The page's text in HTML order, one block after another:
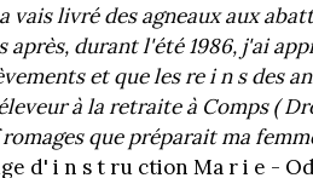
a vais livré des agneaux aux
après, durant l'été 1986, j'ai
et que les re i n s des
à la retraite à Comps (
que préparait ma
d' i n s t ru ction Ma r i e -